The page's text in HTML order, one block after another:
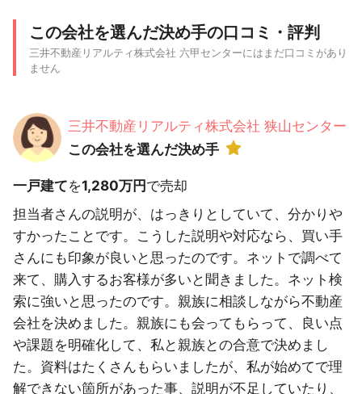
この会社を選んだ決め手の口コミ・評判
三井不動産リアルティ株式会社 六甲センターにはまだ口コミがあり
ません
三井不動産リアルティ株式会社 狭山センター
この会社を選んだ決め手
一戸建てを1,280万円で売却
担当者さんの説明が、はっきりとしていて、分かりや
すかったことです。こうした説明や対応なら、買い手
さんにも印象が良いと思ったのです。ネットで調べて
来て、購入するお客様が多いと聞きました。ネット検
索に強いと思ったのです。親族に相談しながら不動産
会社を決めました。親族にも会ってもらって、良い点
や課題を明確化して、私と親族との合意で決めまし
た。資料はたくさんもらいましたが、私が始めてで理
解できない箇所があった事、説明が不足していたり、